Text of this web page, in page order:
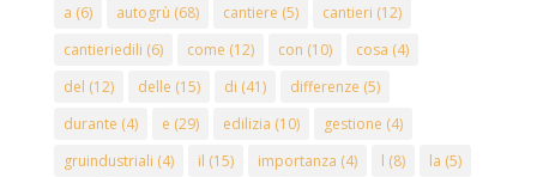
a (6) autogrù (68) cantiere (5) cantieri (12)
cantieriedili (6) come (12) con (10) cosa (4)
del (12) delle (15) di (41) differenze (5)
durante (4) e (29) edilizia (10) gestione (4)
gruindustriali (4) il (15) importanza (4) l (8) la (5)